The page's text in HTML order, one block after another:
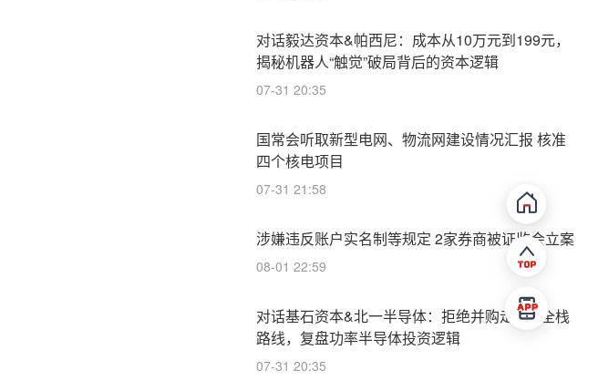
对话毅达资本&帕西尼：成本从10万元到199元，
揭秘机器人“触觉”破局背后的资本逻辑
07-31 20:35
国常会听取新型电网、物流网建设情况汇报 核准
四个核电项目
07-31 21:58
涉嫌违反账户实名制等规定 2家券商被证监会立案
08-01 22:59
对话基石资本&北一半导体：拒绝并购走IDM全栈
路线，复盘功率半导体投资逻辑
07-31 20:35